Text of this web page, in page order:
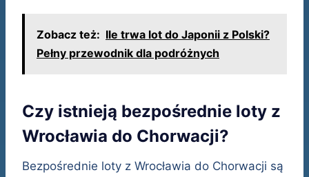
Zobacz też: Ile trwa lot do Japonii z Polski?
Pełny przewodnik dla podróżnych
Czy istnieją bezpośrednie loty z
Wrocławia do Chorwacji?
Bezpośrednie loty z Wrocławia do Chorwacji są